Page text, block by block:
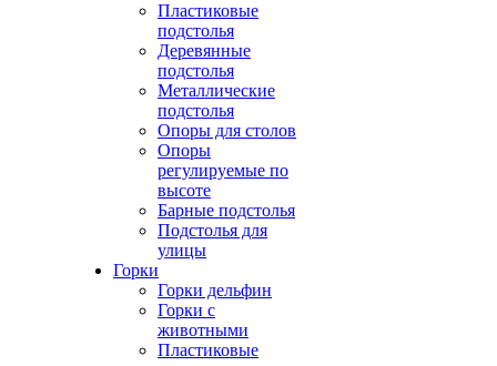
Пластиковые
подстолья
Деревянные
подстолья
Металлические
подстолья
Опоры для столов
Опоры
регулируемые по
высоте
Барные подстолья
Подстолья для
улицы
Горки
Горки дельфин
Горки с
животными
Пластиковые